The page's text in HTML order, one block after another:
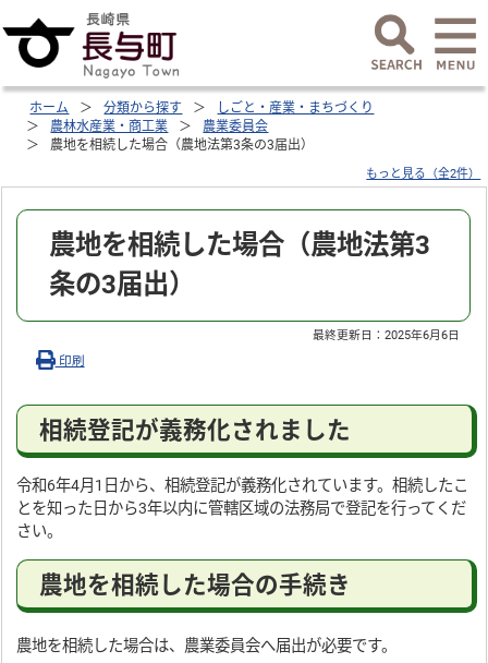
ホーム 分類から探す
しごと・産業・まちづくり
農林水産業・商工業
農業委員会
農地を相続した場合（農地法第3条の3届出）
もっと見る（全2件）
農地を相続した場合（農地法第3
条の3届出）
最終更新日：2025年6月6日
印刷
相続登記が義務化されました
令和6年4月1日から、相続登記が義務化されています。相続したこ
とを知った日から3年以内に管轄区域の法務局で登記を行ってくだ
さい。
農地を相続した場合の手続き
農地を相続した場合は、農業委員会へ届出が必要です。